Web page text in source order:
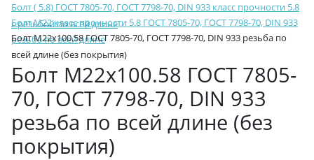
Болт ( 5.8) ГОСТ 7805-70, ГОСТ 7798-70, DIN 933 класс прочности 5.8
с резьбой по всей длине
Болт М22 класс прочности 5.8 ГОСТ 7805-70, ГОСТ 7798-70, DIN 933
резьба по всей длине
Болт М22х100.58 ГОСТ 7805-70, ГОСТ 7798-70, DIN 933 резьба по
всей длине (без покрытия)
Болт М22х100.58 ГОСТ 7805-
70, ГОСТ 7798-70, DIN 933
резьба по всей длине (без
покрытия)